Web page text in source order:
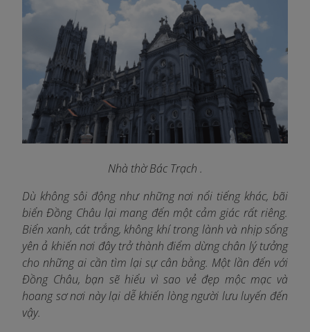
Nhà thờ Bác Trạch .
Dù không sôi động như những nơi nổi tiếng khác, bãi
biển Đồng Châu lại mang đến một cảm giác rất riêng.
Biển xanh, cát trắng, không khí trong lành và nhịp sống
yên ả khiến nơi đây trở thành điểm dừng chân lý tưởng
cho những ai cần tìm lại sự cân bằng. Một lần đến với
Đồng Châu, bạn sẽ hiểu vì sao vẻ đẹp mộc mạc và
hoang sơ nơi này lại dễ khiến lòng người lưu luyến đến
vậy.